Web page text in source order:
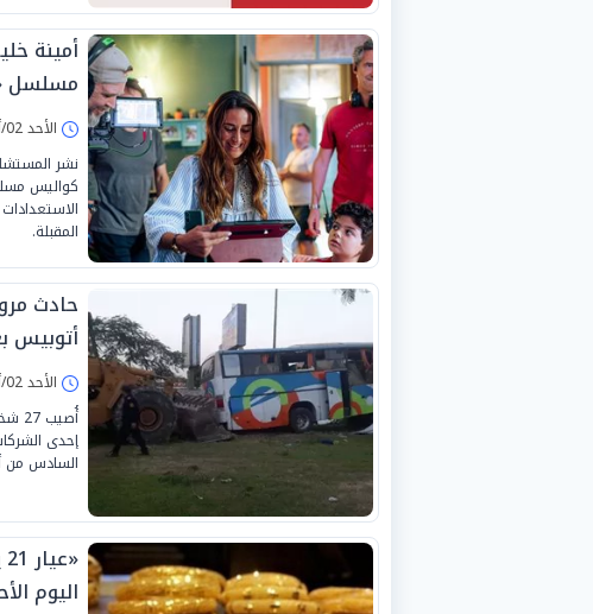
أمينة
مسلسل
الأحد 02/أغسطس/2026 - 10:44 م
نشر
كواليس
المقبلة.
أتوبيس
الأحد 02/أغسطس/2026 - 10:30 م
إحدى
السادس من
اليوم الأحد 2-8-